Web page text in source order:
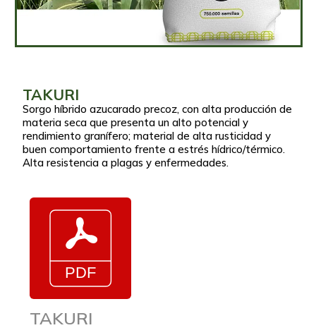
TAKURI
Sorgo híbrido azucarado precoz, con alta producción de
materia seca que presenta un alto potencial y
rendimiento granífero; material de alta rusticidad y
buen comportamiento frente a estrés hídrico/térmico.
Alta resistencia a plagas y enfermedades.
TAKURI